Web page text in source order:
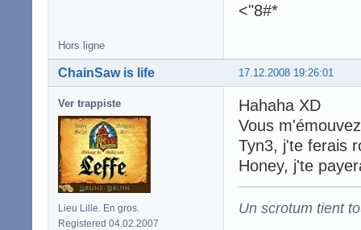
<"8#*
Hors ligne
17.12.2008 19:26:01
ChainSaw is life
Ver trappiste
Lieu Lille. En gros.
Registered 04.02.2007
Hahaha XD
Vous
Tyn3, j'te ferais
Honey, j'te
Un scrotum tient